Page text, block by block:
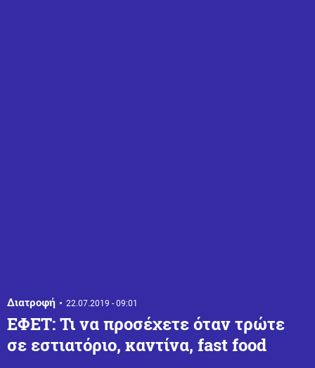
Διατροφή 22.07.2019 - 09:01
ΕΦΕΤ: Τι να προσέχετε όταν τρώτε
σε εστιατόριο, καντίνα, fast food